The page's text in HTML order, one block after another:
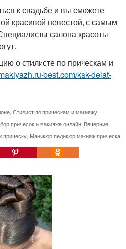
к свадьбе и вы сможете
красивой невестой, с самым
салона красоты
о стилисте по прическам и
best.com/kak-delat-
, Стилист по прическам и макияжу,
причесок и макияжа онлайн, Вечерние
прическу, Маникюр педикюр макияж прическа